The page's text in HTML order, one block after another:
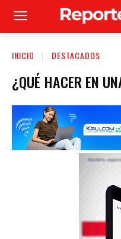
INICIO DESTACADOS
¿QUÉ HACER EN